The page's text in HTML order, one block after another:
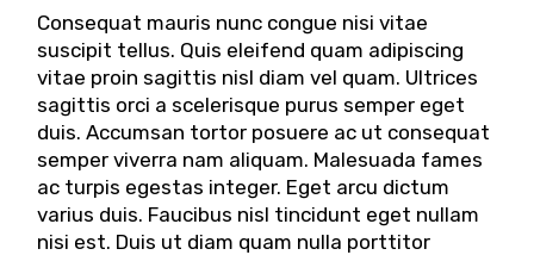
Consequat mauris nunc congue nisi vitae
suscipit tellus. Quis eleifend quam adipiscing
vitae proin sagittis nisl diam vel quam. Ultrices
sagittis orci a scelerisque purus semper eget
duis. Accumsan tortor posuere ac ut consequat
semper viverra nam aliquam. Malesuada fames
ac turpis egestas integer. Eget arcu dictum
varius duis. Faucibus nisl tincidunt eget nullam
nisi est. Duis ut diam quam nulla porttitor